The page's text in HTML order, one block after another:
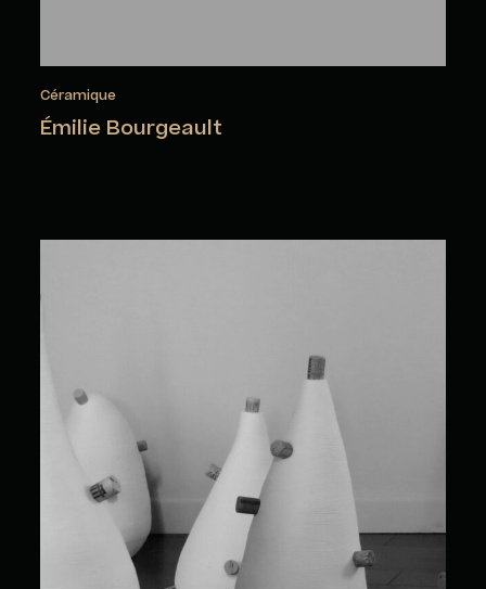
Céramique
Émilie Bourgeault